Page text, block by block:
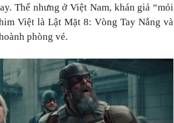
Thế nhưng ở Việt Nam, khán giả “mỏi
Việt là Lật Mặt 8: Vòng Tay Nắng và
phòng vé.